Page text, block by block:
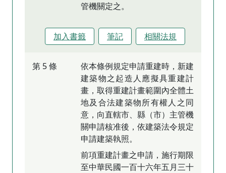
管機關定之。
加入書籤 筆記 相關法規
第 5 條
依本條例規定申請重建時，新建
建築物之起造人應擬具重建計
畫，取得重建計畫範圍內全體土
地及合法建築物所有權人之同
意，向直轄市、縣（市）主管機
關申請核准後，依建築法令規定
申請建築執照。
前項重建計畫之申請，施行期限
至中華民國一百十六年五月三十